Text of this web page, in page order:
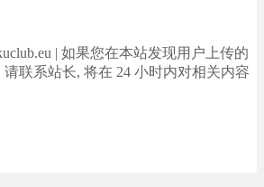
| 如果您在本站发现用户上传的
联系站长, 将在 24 小时内对相关内容